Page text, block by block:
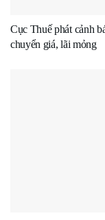
Cục Thuế phát cảnh
chuyển giá, lãi mỏng